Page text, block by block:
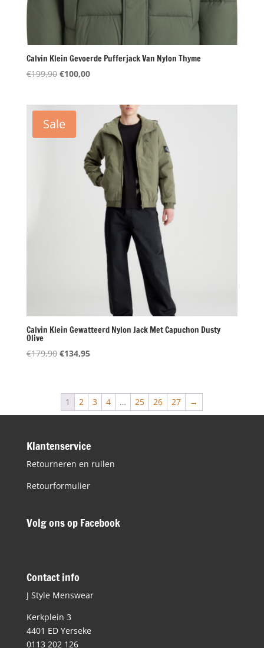
Calvin Klein Gevoerde Pufferjack Van Nylon Thyme
€199,90 Oorspronkelijke
€199,90.
€100,00Huidige
€100,00.
Sale
Calvin Klein Gewatteerd Nylon Jack Met Capuchon Dusty
Olive
€179,90 Oorspronkelijke
€179,90.
€134,95Huidige
€134,95.
1 2 3 4 … 25 26 27 →
Klantenservice
Retourneren en ruilen
Retourformulier
Volg ons op Facebook
Contact info
J Style Menswear
Kerkplein 3
4401 ED Yerseke
0113 202 126